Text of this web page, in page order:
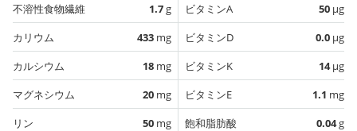
不溶性食物繊維
1.7g
カリウム
433 mg
カルシウム
18 mg
マグネシウム
20 mg
リン
50 mg
ビタミンA
50 µg
ビタミンD
0.0 µg
ビタミンK
14µg
ビタミンE
1.1 mg
飽和脂肪酸
0.04g